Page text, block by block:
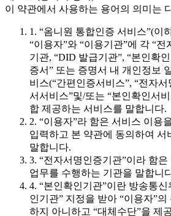
이 약관에서 사용하는 용어의 의미는
1. “옴니원 통합인증 서비스”(이
“이용자”와 “이용기관”에 각 “
기관, “DID 발급기관”, “본인확
증서” 또는 증명서 내 개인정보
비스(“간편인증서비스”, “전자
서서비스”및/또는 “본인확인서
합 제공하는 서비스를 말합니다.
2. “이용자”라 함은 서비스 이용
입력하고 본 약관에 동의하여 서
말합니다.
3. “전자서명인증기관”이라 함
업무를 수행하는 기관을 말합니
4. “본인확인기관”이란 방송통
인기관” 지정을 받아 “이용자”
하지 아니하고 “대체수단”을 제